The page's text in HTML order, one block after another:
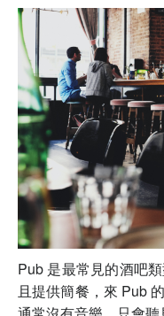
Pub 是最常見的酒吧
且提供簡餐，來 Pub